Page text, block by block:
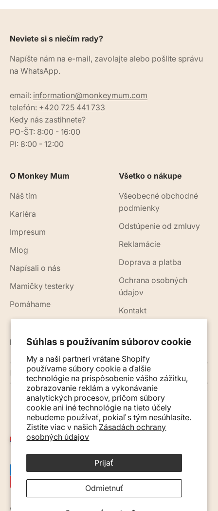
Súhlas s používaním súborov cookie
My a naši partneri vrátane Shopify
používame súbory cookie a ďalšie
technológie na prispôsobenie vášho zážitku,
zobrazovanie reklám a vykonávanie
analytických procesov, pričom súbory
cookie ani iné technológie na tieto účely
nebudeme používať, pokiaľ s tým nesúhlasíte.
Zistite viac v našich Zásadách ochrany
osobných údajov
Prijať
Odmietnuť
Neviete si s niečím rady?
Napíšte nám na e-mail, zavolajte alebo pošlite správu
na WhatsApp.
email: information@monkeymum.com
telefón: +420 725 441 733
Kedy nás zastihnete?
PO-ŠT: 8:00 - 16:00
PI: 8:00 - 12:00
O Monkey Mum
Náš tím
Kariéra
Impresum
Mlog
Napísali o nás
Mamičky testerky
Pomáhame
Všetko o nákupe
Všeobecné obchodné
podmienky
Odstúpenie od zmluvy
Reklamácie
Doprava a platba
Ochrana osobných
údajov
Kontakt
Novinky, rady a tipy do vášho e-mailu
E-mail
Prihlásiť sa na odber
Slovensko (EUR €)
© 2026, Monkey Mum. · Site by Ecommerce Pot